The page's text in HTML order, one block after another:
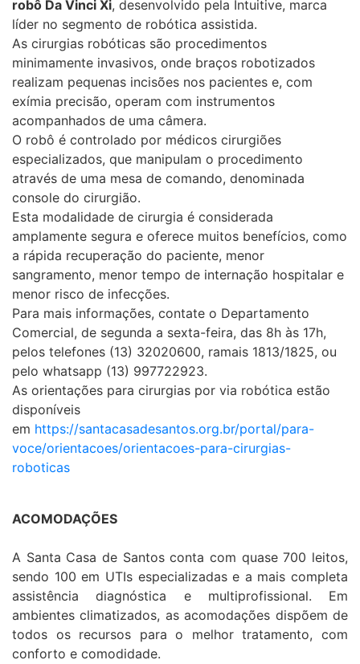
robô Da Vinci Xi, desenvolvido pela Intuitive, marca
líder no segmento de robótica assistida.
As cirurgias robóticas são procedimentos
minimamente invasivos, onde braços robotizados
realizam pequenas incisões nos pacientes e, com
exímia precisão, operam com instrumentos
acompanhados de uma câmera.
O robô é controlado por médicos cirurgiões
especializados, que manipulam o procedimento
através de uma mesa de comando, denominada
console do cirurgião.
Esta modalidade de cirurgia é considerada
amplamente segura e oferece muitos benefícios, como
a rápida recuperação do paciente, menor
sangramento, menor tempo de internação hospitalar e
menor risco de infecções.
Para mais informações, contate o Departamento
Comercial, de segunda a sexta-feira, das 8h às 17h,
pelos telefones (13) 32020600, ramais 1813/1825, ou
pelo whatsapp (13) 997722923.
As orientações para cirurgias por via robótica estão
disponíveis
em https://santacasadesantos.org.br/portal/para-
voce/orientacoes/orientacoes-para-cirurgias-
roboticas
ACOMODAÇÕES
A Santa Casa de Santos conta com quase 700 leitos,
sendo 100 em UTIs especializadas e a mais completa
assistência diagnóstica e multiprofissional. Em
ambientes climatizados, as acomodações dispõem de
todos os recursos para o melhor tratamento, com
conforto e comodidade.